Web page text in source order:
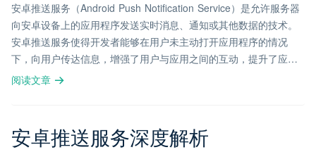
安卓推送服务（Android Push Notification Service）是允许服务器
向安卓设备上的应用程序发送实时消息、通知或其他数据的技术。
安卓推送服务使得开发者能够在用户未主动打开应用程序的情况
下，向用户传达信息，增强了用户与应用之间的互动，提升了应用
的用户粘性。
阅读文章
安卓推送服务深度解析